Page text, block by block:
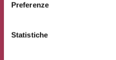
Preferenze
Statistiche